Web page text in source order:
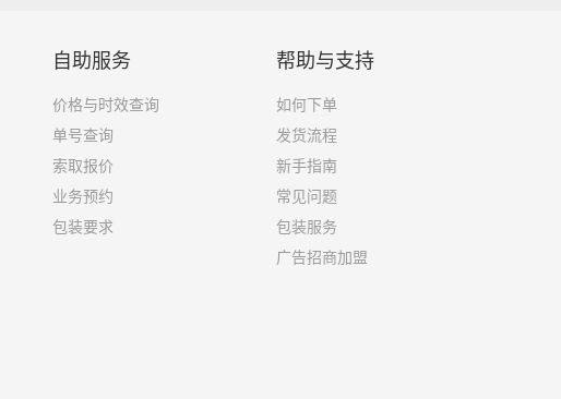
你选择了一家不靠谱的物流公司，可能会面临以下风险和损失：
自助服务
价格与时效查询
单号查询
索取报价
业务预约
包装要求
帮助与支持
如何下单
发货流程
新手指南
常见问题
包装服务
广告招商加盟